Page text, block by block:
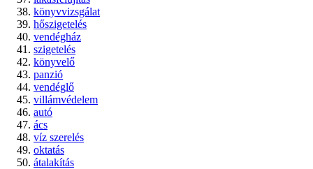
könyvvizsgálat
hőszigetelés
vendégház
szigetelés
könyvelő
panzió
vendéglő
villámvédelem
autó
ács
víz szerelés
oktatás
átalakítás